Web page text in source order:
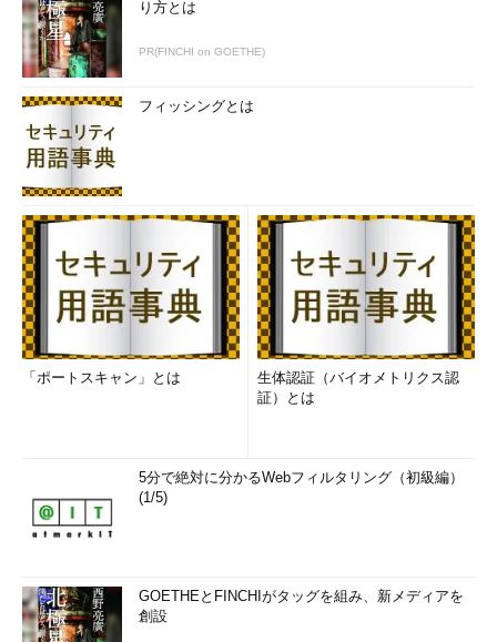
り方とは
PR(FINCHI on GOETHE)
フィッシングとは
「ポートスキャン」とは
生体認証（バイオメトリクス認
証）とは
5分で絶対に分かるWebフィルタリング（初級編）
(1/5)
GOETHEとFINCHIがタッグを組み、新メディアを
創設